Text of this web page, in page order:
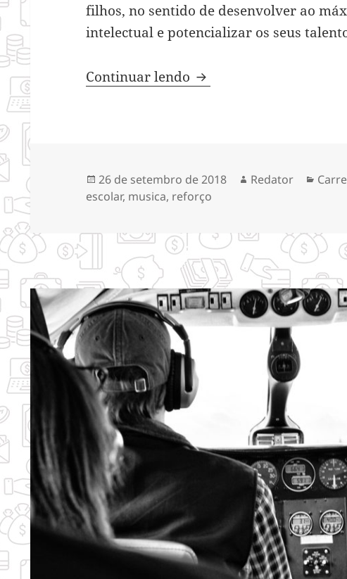
filhos, no sentido de desenvolver ao
intelectual e potencializar os seus
Continuar lendo 3 aulas que podem
Publicado
em
26 de setembro de 2018 Autor
Redator
escolar, musica, reforço